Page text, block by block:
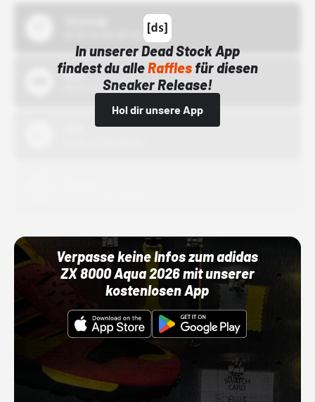
In unserer Dead Stock App
findest du alleRafflesfür diesen
Sneaker Release!
Hol dir unsere App
Bstn
01.10.22 00:00 Uhr
Verpasse keine Infos zum adidas
ZX 8000 Aqua 2026 mit unserer
kostenlosen App